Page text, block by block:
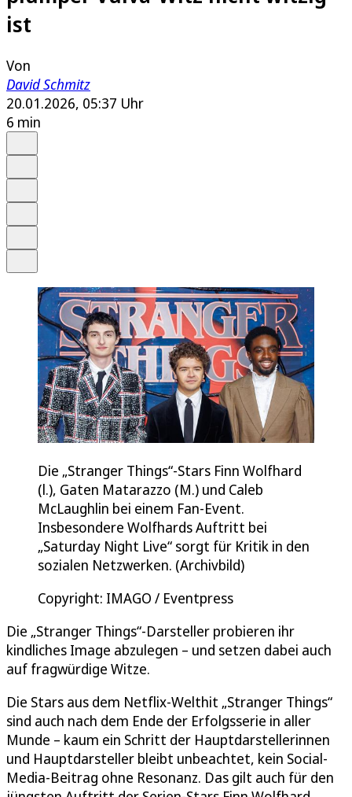
ist
Von
David Schmitz
20.01.2026, 05:37 Uhr
6 min
Die „Stranger Things“-Stars Finn Wolfhard
(l.), Gaten Matarazzo (M.) und Caleb
McLaughlin bei einem Fan-Event.
Insbesondere Wolfhards Auftritt bei
„Saturday Night Live“ sorgt für Kritik in den
sozialen Netzwerken. (Archivbild)
Copyright: IMAGO / Eventpress
Die „Stranger Things“-Darsteller probieren ihr
kindliches Image abzulegen – und setzen dabei auch
auf fragwürdige Witze.
Die Stars aus dem Netflix-Welthit „Stranger Things“
sind auch nach dem Ende der Erfolgsserie in aller
Munde – kaum ein Schritt der Hauptdarstellerinnen
und Hauptdarsteller bleibt unbeachtet, kein Social-
Media-Beitrag ohne Resonanz. Das gilt auch für den